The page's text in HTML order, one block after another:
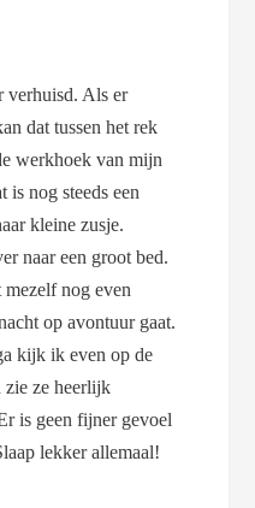
verhuisd. Als er
dat tussen het rek
werkhoek van mijn
is nog steeds een
kleine zusje.
naar een groot bed.
nog even
op avontuur gaat.
kijk ik even op de
zie ze heerlijk
is geen fijner gevoel
lekker allemaal!